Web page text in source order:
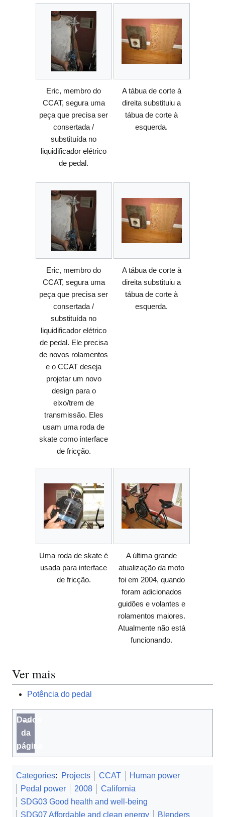
Eric, membro do
CCAT, segura uma
peça que precisa ser
consertada /
substituída no
liquidificador elétrico
de pedal.
A tábua de corte à
direita substituiu a
tábua de corte à
esquerda.
Eric, membro do
CCAT, segura uma
peça que precisa ser
consertada /
substituída no
liquidificador elétrico
de pedal. Ele precisa
de novos rolamentos
e o CCAT deseja
projetar um novo
design para o
eixo/trem de
transmissão. Eles
usam uma roda de
skate como interface
de fricção.
A tábua de corte à
direita substituiu a
tábua de corte à
esquerda.
Uma roda de skate é
usada para interface
de fricção.
A última grande
atualização da moto
foi em 2004, quando
foram adicionados
guidões e volantes e
rolamentos maiores.
Atualmente não está
funcionando.
Ver mais
Potência do pedal
Dados
da
página
Categories: Projects CCAT
Human power
Pedal power
2008
California
SDG03 Good health and well-being
SDG07 Affordable and clean energy
Blenders